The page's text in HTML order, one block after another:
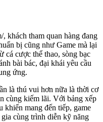
khách tham quan hàng đang
bị cũng như Game mà lại
cá cược thể thao, sòng bạc
bài bác, đại khái yêu cầu
ứng.
là thú vui hơn nữa là thời cơ
cùng kiếm lãi. Với bảng xếp
khiến mang đến tiếp, game
cùng trình diễn kỹ năng